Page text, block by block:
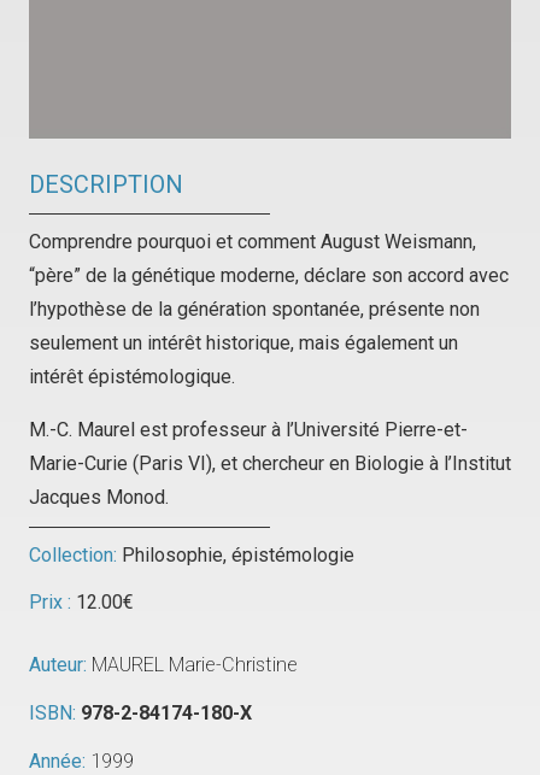
DESCRIPTION
Comprendre pourquoi et comment August Weismann,
“père” de la génétique moderne, déclare son accord avec
l’hypothèse de la génération spontanée, présente non
seulement un intérêt historique, mais également un
intérêt épistémologique.
M.-C. Maurel est professeur à l’Université Pierre-et-
Marie-Curie (Paris VI), et chercheur en Biologie à l’Institut
Jacques Monod.
Collection: Philosophie, épistémologie
Prix : 12.00€
Auteur: MAUREL Marie-Christine
ISBN: 978-2-84174-180-X
Année: 1999